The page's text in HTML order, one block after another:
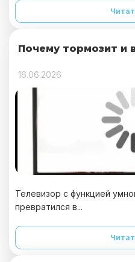
Почему тормозит и
16.06.2026
Телевизор с функцией
превратился в...